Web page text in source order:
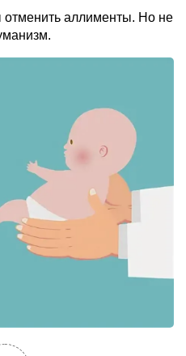
аллименты. Но не